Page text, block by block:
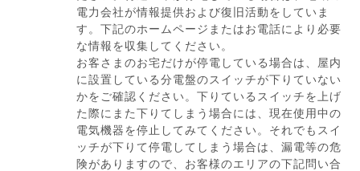
電力会社が情報提供および復旧活動をしていま
す。下記のホームページまたはお電話により必要
な情報を収集してください。
お客さまのお宅だけが停電している場合は、屋内
に設置している分電盤のスイッチが下りていない
かをご確認ください。下りているスイッチを上げ
た際にまた下りてしまう場合には、現在使用中の
電気機器を停止してみてください。それでもスイ
ッチが下りて停電してしまう場合は、漏電等の危
険がありますので、お客様のエリアの下記問い合